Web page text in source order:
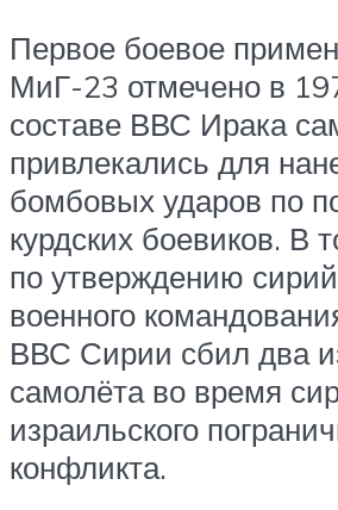
Первое боевое
МиГ-23 отмечено в
составе ВВС Ирака
привлекались для
бомбовых ударов по
курдских боевиков. В
по утверждению
военного
ВВС Сирии сбил два
самолёта во время
израильского
конфликта.